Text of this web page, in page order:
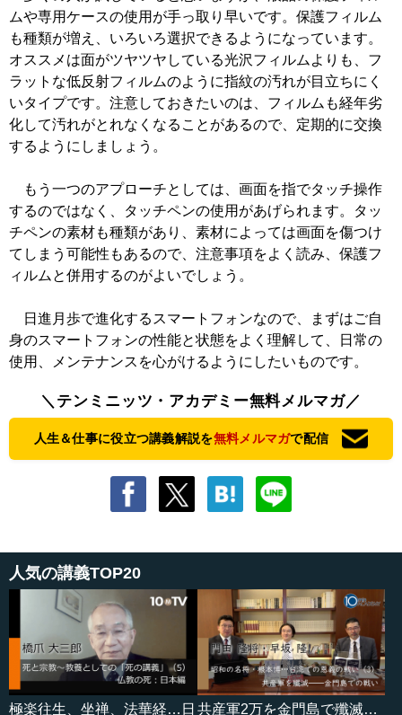
ムや専用ケースの使用が手っ取り早いです。保護フィルム
も種類が増え、いろいろ選択できるようになっています。
オススメは面がツヤツヤしている光沢フィルムよりも、フ
ラットな低反射フィルムのように指紋の汚れが目立ちにく
いタイプです。注意しておきたいのは、フィルムも経年劣
化して汚れがとれなくなることがあるので、定期的に交換
するようにしましょう。
もう一つのアプローチとしては、画面を指でタッチ操作
するのではなく、タッチペンの使用があげられます。タッ
チペンの素材も種類があり、素材によっては画面を傷つけ
てしまう可能性もあるので、注意事項をよく読み、保護フ
ィルムと併用するのがよいでしょう。
日進月歩で進化するスマートフォンなので、まずはご自
身のスマートフォンの性能と状態をよく理解して、日常の
使用、メンテナンスを心がけるようにしたいものです。
＼テンミニッツ・アカデミー無料メルマガ／
人生＆仕事に役立つ講義解説を無料メルマガで配信
人気の講義TOP20
極楽往生、坐禅、法華経…日 共産軍2万を金門島で殲滅…